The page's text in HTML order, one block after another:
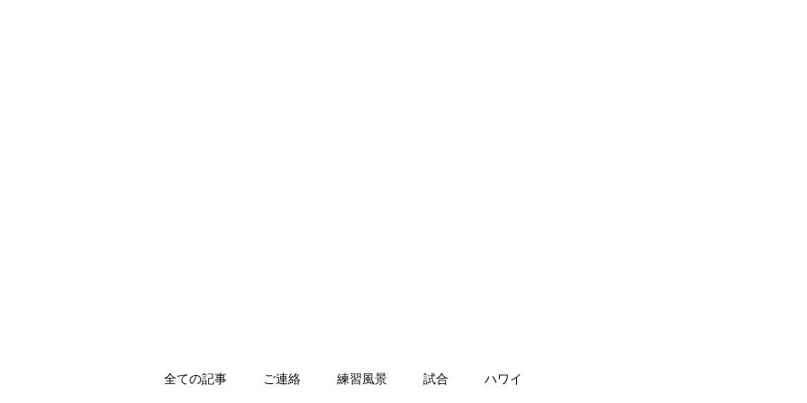
全ての記事 ご連絡 練習風景 試合 ハワイ